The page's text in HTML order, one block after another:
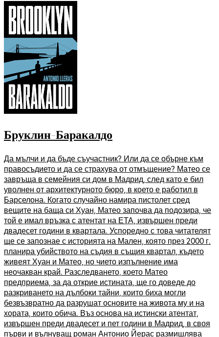
Бруклин-Баракалдо
Да мълчи и да бъде съучастник? Или да се обърне към
правосъдието и да се страхува от отмъщение? Матео се
завръща в семейния си дом в Мадрид, след като е бил
уволнен от архитектурното бюро, в което е работил в
Барселона. Когато случайно намира пистолет сред
вещите на баща си Хуан, Матео започва да подозира, че
той е имал връзка с атентат на ЕТА, извършен преди
двадесет години в квартала. Успоредно с това читателят
ще се запознае с историята на Мален, която през 2000 г.
планира убийството на съдия в същия квартал, където
живеят Хуан и Матео, но чието изпълнение има
неочакван край. Разследването, което Матео
предприема, за да открие истината, ще го доведе до
разкриването на дълбоки тайни, които биха могли
безвъзвратно да разрушат основите на живота му и на
хората, които обича. Въз основа на истински атентат,
извършен преди двадесет и пет години в Мадрид, в своя
първи и вълнуващ роман Антонио Йерас размишлява